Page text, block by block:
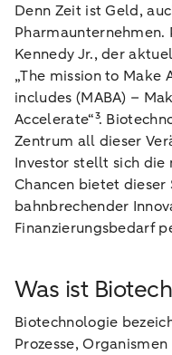
Denn Zeit ist Geld,
Pharmaunternehmen.
Kennedy Jr., der
„The mission to Make
includes (MABA) –
Accelerate“³.
Zentrum all dieser
Investor stellt sich die
Chancen bietet dieser
bahnbrechender
Finanzierungsbedarf
Was ist
Biotechnologie
Prozesse,